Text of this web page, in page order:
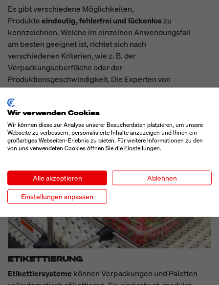
Es gibt verschiedene Möglichkeiten,
Produkteeindeutig, fehlerfrei und lückenloszu
kennzeichnen. Welche im einzelnen Anwendungsfall
am besten geeignet ist, richtet sich nach
verschiedenen Kriterien, wie z. B. der
Verpackungsoberfläche oder der
Produktionsgeschwindigkeit. Die Experten von
Bluhm Systemeberaten Sie gerne persönlich zur
geeigneten Lösung für Ihr Unternehmen. Am
gängigsten sind die drei folgenden Technologien.
ETIKETTIERUNG
Etikettiersystemekönnen Verpackungen und Paletten
Wir verwenden Cookies
Wir können diese zur Analyse unserer Besucherdaten platzieren, um unsere
Webseite zu verbessern, personalisierte Inhalte anzuzeigen und Ihnen ein
großartiges Webseiten-Erlebnis zu bieten. Für weitere Informationen zu den
von uns verwendeten Cookies öffnen Sie die Einstellungen.
Alle akzeptieren Ablehnen
Einstellungen anpassen